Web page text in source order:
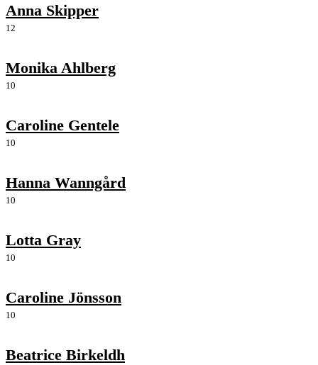
Anna Skipper
12
Monika Ahlberg
10
Caroline Gentele
10
Hanna Wanngård
10
Lotta Gray
10
Caroline Jönsson
10
Beatrice Birkeldh